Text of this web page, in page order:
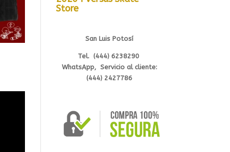
Store
San Luis Potosí
Tel. (444) 6238290
WhatsApp, Servicio al cliente:
(444) 2427786